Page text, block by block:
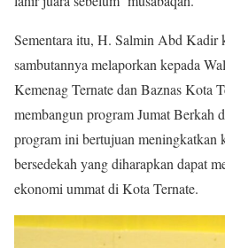
Sementara itu, H. Salmin Abd Kadir
sambutannya melaporkan kepada
Kemenag Ternate dan Baznas Kota
membangun program Jumat Berkah
program ini bertujuan meningkatkan
bersedekah yang diharapkan dapat
ekonomi ummat di Kota Ternate.